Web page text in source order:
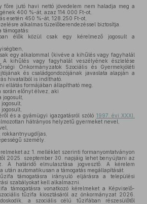
főre jutó havi nettó jövedelem nem haladja meg a
400 %-át, azaz 114.000 Ft-ot,
esetén 450 %-át, 128.250 Ft-ot,
alkalmas tüzelőberendezéssel biztosítja.
támogatás:
élők közül csak egy kérelmező jogosult a
egy alkalommal (kivéve a kihűlés vagy fagyhalál
A kihűlés vagy fagyhalál veszélyének észlelése
Önkormányzatok Szociális és Gyermekjóléti
és családgondozójának javaslata alapján a
hivatalból is indítható.
ellátás formájában állapítható meg.
során előnyt élvez, aki
jogosult,
és a gyámügyi igazgatásról szóló 1997. évi XXXI.
hátrányos helyzetű gyermeket nevel,
személy.
az 1. melléklet szerinti formanyomtatványon
2025. szeptember 30. napjáig lehet benyújtani az
A határidő elmulasztása jogvesztő. A kérelem
után automatikusan a támogatás megállapítását.
támogatásra irányuló eljárásra a települési
szabályokat kell alkalmazni.
támogatásra vonatkozó kérelmeket a Képviselő-
tűzifa kiosztásáról az önkormányzat 2026.
a szociális célú tűzifában részesülőtől